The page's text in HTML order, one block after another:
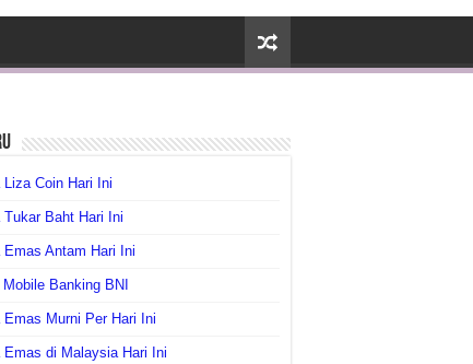
Liza Coin Hari Ini
Tukar Baht Hari Ini
Emas Antam Hari Ini
Banking BNI
Emas Murni Per Hari Ini
Emas di Malaysia Hari Ini